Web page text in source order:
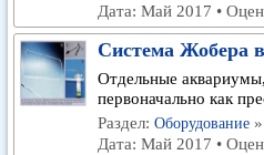
Дата: Май 2017 •
Система Жобера
Отдельные
первоначально как
Раздел: Оборудование »
Дата: Май 2017 •